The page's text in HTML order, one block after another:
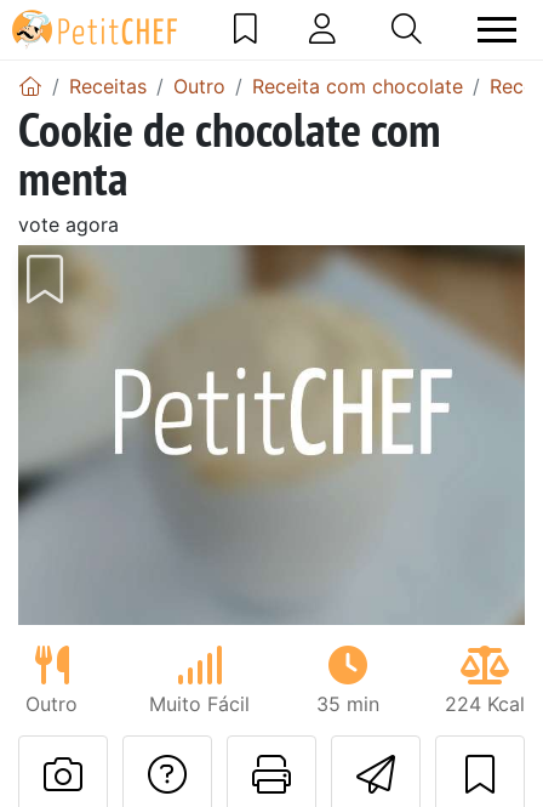
Receitas Outro Receita com chocolate
Cookie de chocolate com
menta
vote agora
Outro Muito Fácil 35 min 224 Kcal
Imprima
Falar com o autor